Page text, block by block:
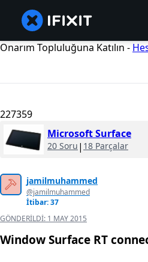
Onarım Topluluğuna Katılın -
227359
Microsoft Surface
20 Soru | 18 Parçalar
jamilmuhammed
@jamilmuhammed
İtibar: 37
GÖNDERILDI: 1 MAY 2015
Window Surface RT